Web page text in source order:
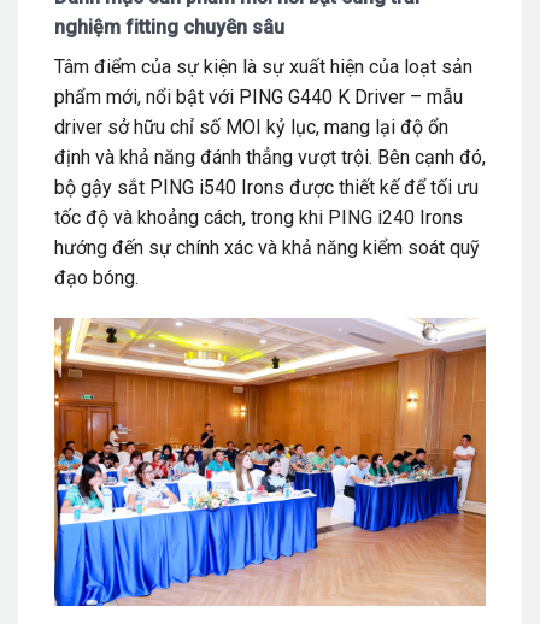
nghiệm fitting chuyên sâu
Tâm điểm của sự kiện là sự xuất hiện của loạt sản
phẩm mới, nổi bật với PING G440 K Driver – mẫu
driver sở hữu chỉ số MOI kỷ lục, mang lại độ ổn
định và khả năng đánh thẳng vượt trội. Bên cạnh đó,
bộ gậy sắt PING i540 Irons được thiết kế để tối ưu
tốc độ và khoảng cách, trong khi PING i240 Irons
hướng đến sự chính xác và khả năng kiểm soát quỹ
đạo bóng.